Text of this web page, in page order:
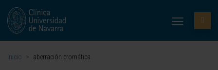
Inicio > aberración cromática